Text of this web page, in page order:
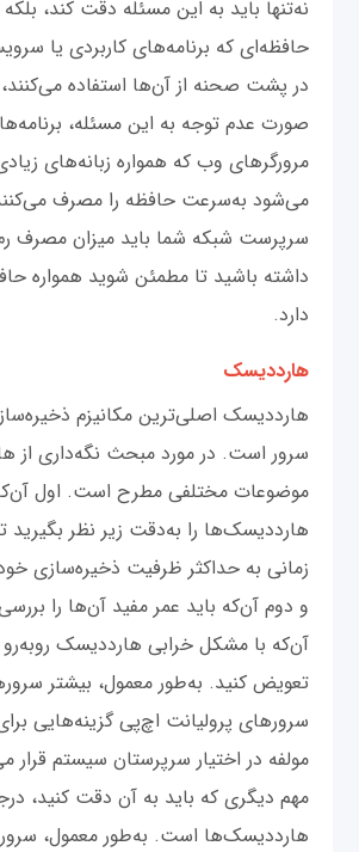
نه‌تنها باید به این مسئله دقت کند، بلکه
حافظه‌ای که برنامه‌های کاربردی یا
در پشت صحنه از آن‌ها استفاده
صورت عدم توجه به این مسئله،
مرورگرهای وب که همواره زبانه‌های
می‌شود به‌سرعت حافظه را مصرف
سرپرست شبکه شما باید میزان مصرف رم
داشته باشید تا مطمئن شوید همواره
دارد.
هارددیسک
هارددیسک اصلی‌ترین مکانیزم
سرور است. در مورد مبحث نگه‌داری از
موضوعات مختلفی مطرح است. اول
هارددیسک‌ها را به‌دقت زیر نظر بگیرید
زمانی به حداکثر ظرفیت ذخیره‌سازی
و دوم آن‌که باید عمر مفید آن‌ها ‌را
آن‌که با مشکل خرابی هارددیسک روبه‌رو
تعویض کنید. به‌طور معمول، بیشتر
سرورهای پرولیانت اچ‌‌پی گزینه‌هایی
مولفه در اختیار سرپرستان سیستم قرار
مهم دیگری که باید به آن دقت کنید،
هارددیسک‌ها است. به‌طور معمول،